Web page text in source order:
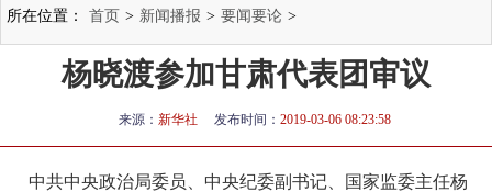
所在位置： 首页 > 新闻播报 > 要闻要论 >
杨晓渡参加甘肃代表团审议
来源： 新华社 发布时间： 2019-03-06 08:23:58
中共中央政治局委员、中央纪委副书记、国家监委主任杨